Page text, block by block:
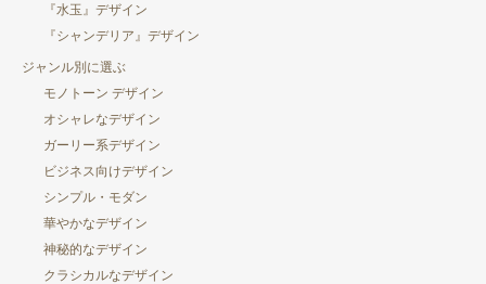
『水玉』デザイン
『シャンデリア』デザイン
ジャンル別に選ぶ
モノトーン デザイン
オシャレなデザイン
ガーリー系デザイン
ビジネス向けデザイン
シンプル・モダン
華やかなデザイン
神秘的なデザイン
クラシカルなデザイン